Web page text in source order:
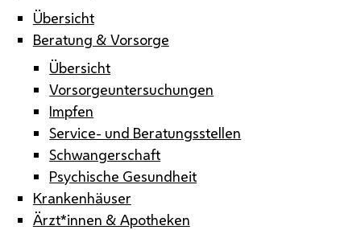
Übersicht
Beratung & Vorsorge
Übersicht
Vorsorgeuntersuchungen
Impfen
Service- und Beratungsstellen
Schwangerschaft
Psychische Gesundheit
Krankenhäuser
Ärzt*innen & Apotheken